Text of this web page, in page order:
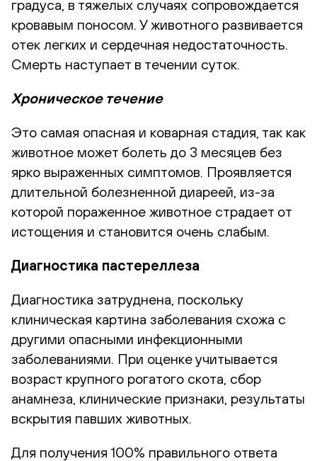
градуса, в тяжелых случаях сопровождается
кровавым поносом. У животного развивается
отек легких и сердечная недостаточность.
Смерть наступает в течении суток.
Хроническое течение
Это самая опасная и коварная стадия, так как
животное может болеть до 3 месяцев без
ярко выраженных симптомов. Проявляется
длительной болезненной диареей, из-за
которой пораженное животное страдает от
истощения и становится очень слабым.
Диагностика пастереллеза
Диагностика затруднена, поскольку
клиническая картина заболевания схожа с
другими опасными инфекционными
заболеваниями. При оценке учитывается
возраст крупного рогатого скота, сбор
анамнеза, клинические признаки, результаты
вскрытия павших животных.
Для получения 100% правильного ответа